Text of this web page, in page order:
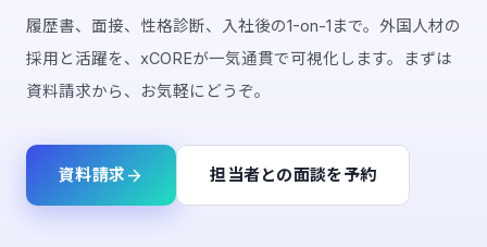
履歴書、面接、性格診断、入社後の1-on-1まで。外国人材の
採用と活躍を、xCOREが一気通貫で可視化します。まずは
資料請求から、お気軽にどうぞ。
資料請求 担当者との面談を予約